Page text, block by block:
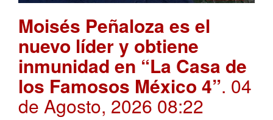
Moisés Peñaloza es el
nuevo líder y obtiene
inmunidad en “La Casa de
los Famosos México 4”. 04
de Agosto, 2026 08:22